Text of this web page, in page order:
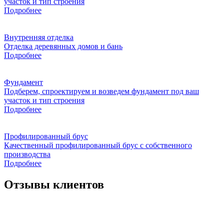
Подробнее
Внутренняя отделка
Отделка деревянных домов и бань
Подробнее
Фундамент
Подберем, спроектируем и возведем фундамент под ваш
участок и тип строения
Подробнее
Профилированный брус
Качественный профилированный брус с собственного
производства
Подробнее
Отзывы клиентов